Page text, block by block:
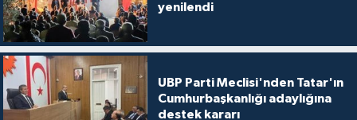
yenilendi
UBP Parti Meclisi'nden Tatar'ın
Cumhurbaşkanlığı adaylığına
destek kararı